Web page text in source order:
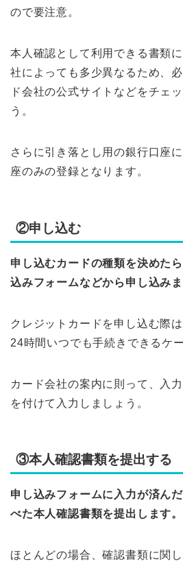
ので要注意。
本人確認として利用できる書類
社によっても多少異なるため、
ド会社の公式サイトなどをチェ
う。
さらに引き落とし用の銀行口座
座のみの登録となります。
②申し込む
申し込むカードの種類を決めた
込みフォームなどから申し込みま
クレジットカードを申し込む際
24時間いつでも手続きできるケ
カード会社の案内に則って、入
を付けて入力しましょう。
③本人確認書類を提出する
申し込みフォームに入力が済ん
べた本人確認書類を提出します。
ほとんどの場合、確認書類に関